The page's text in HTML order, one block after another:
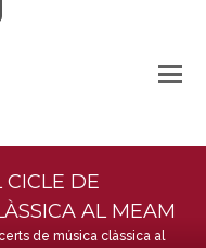
CICLE DE
AL MEAM
de música clàssica al